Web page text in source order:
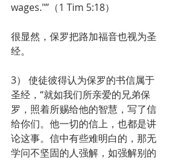
wages."”（1 Tim 5:18）
很显然，保罗把路加福音也视为圣
经。
3） 使徒彼得认为保罗的书信属于
圣经，“就如我们所亲爱的兄弟保
罗，照着所赐给他的智慧，写了信
给你们。他一切的信上，也都是讲
论这事。信中有些难明白的，那无
学问不坚固的人强解，如强解别的